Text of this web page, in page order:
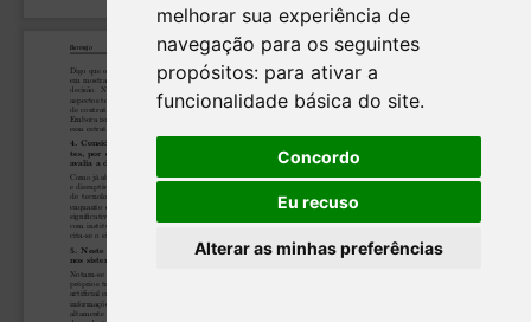
melhorar sua experiência de
navegação para os seguintes
propósitos: para ativar a
funcionalidade básica do site.
Concordo
Eu recuso
Alterar as minhas preferências